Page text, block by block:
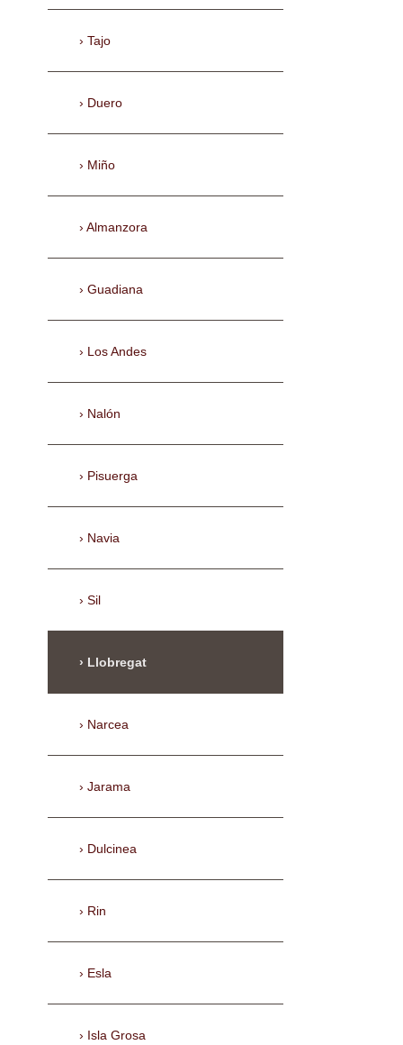
Tajo
Duero
Miño
Almanzora
Guadiana
Los Andes
Nalón
Pisuerga
Navia
Sil
Llobregat
Narcea
Jarama
Dulcinea
Rin
Esla
Isla Grosa